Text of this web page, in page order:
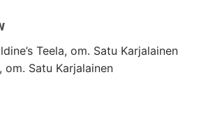
Teela, om. Satu Karjalainen
om. Satu Karjalainen